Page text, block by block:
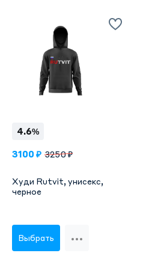
4.6%
3100 ₽ 3250 ₽
Худи Rutvit, унисекс,
черное
Выбрать